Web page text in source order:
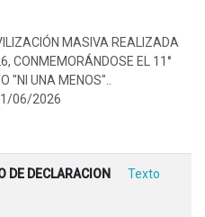
MASIVA REALIZADA
CONMEMORÁNDOSE EL 11°
"NI UNA MENOS"..
06/2026
DE DECLARACION
Texto